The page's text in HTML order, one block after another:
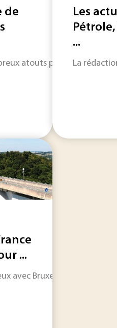
par Reden Solar a
de
atouts pour déployer
Les
...
La
la production de froid en
...
avec Bruxelles vieux de